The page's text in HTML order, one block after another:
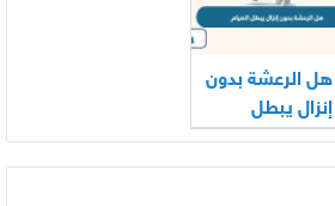
هل الرعشة بدون
إنزال يبطل
الصيام